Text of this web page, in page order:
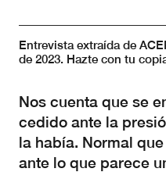
Entrevista extraída de
de 2023. Hazte con tu
Nos cuenta que se
cedido ante la
la había. Normal
ante lo que parece